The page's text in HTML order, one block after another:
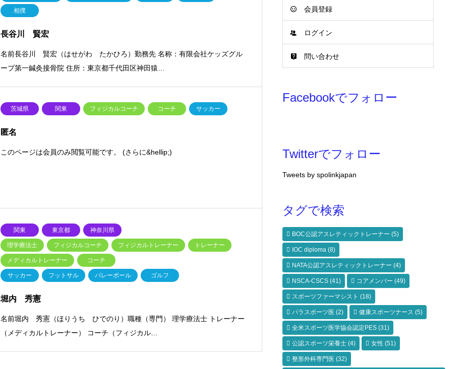
相撲
長谷川 賢宏
名前長谷川 賢宏（はせがわ たかひろ）勤務先 名称：有限会社ケッズグル
ープ第一鍼灸接骨院 住所：東京都千代田区神田猿…
茨城県 関東 フィジカルコーチ コーチ サッカー
匿名
このページは会員のみ閲覧可能です。 (さらに&hellip;)
関東 東京都 神奈川県
理学療法士 フィジカルコーチ フィジカルトレーナー トレーナー
メディカルトレーナー コーチ
サッカー フットサル バレーボール ゴルフ
堀内 秀憲
名前堀内 秀憲（ほりうち ひでのり）職種（専門） 理学療法士 トレーナー
（メディカルトレーナー） コーチ（フィジカル…
会員登録
ログイン
問い合わせ
Facebookでフォロー
Twitterでフォロー
Tweets by spolinkjapan
タグで検索
BOC公認アスレティックトレーナー (5)
IOC diploma (8)
NATA公認アスレティックトレーナー (4)
NSCA-CSCS (41) コアメンバー (49)
スポーツファーマシスト (18)
パラスポーツ医 (2) 健康スポーツナース (5)
全米スポーツ医学協会認定PES (31)
公認スポーツ栄養士 (4) 女性 (51)
整形外科専門医 (32)